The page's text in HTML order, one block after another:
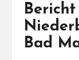
Bericht
Bad